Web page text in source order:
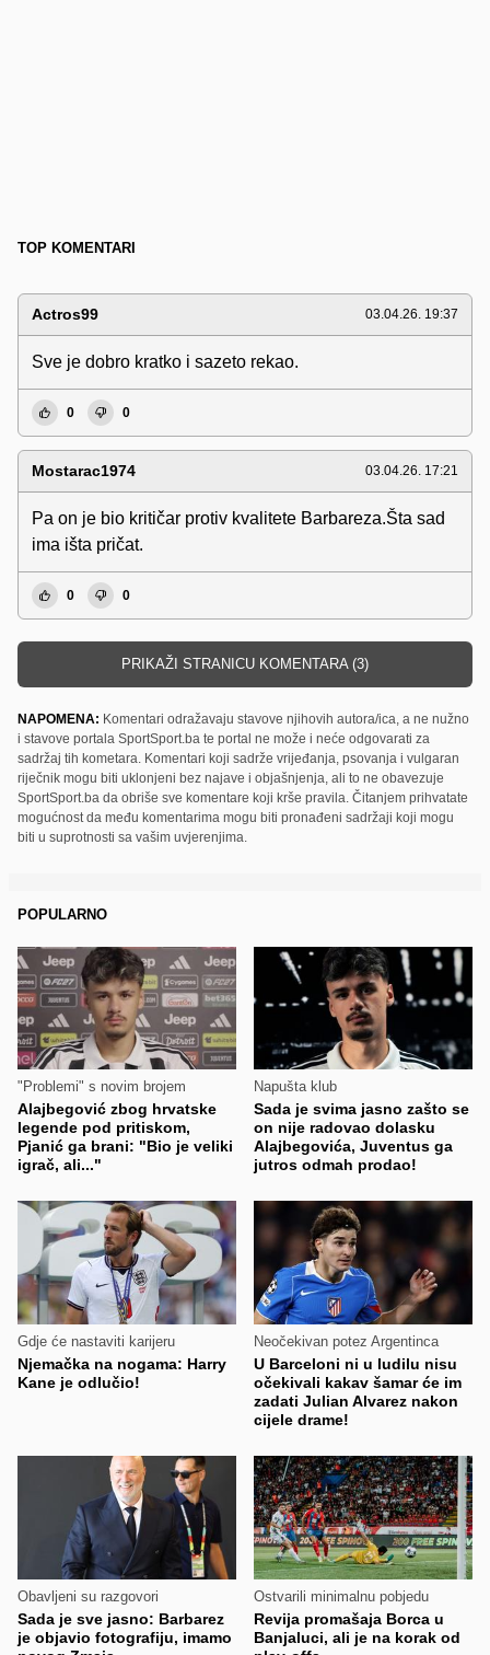
TOP KOMENTARI
Actros99 03.04.26. 19:37
Sve je dobro kratko i sazeto rekao.
0 0
Mostarac1974 03.04.26. 17:21
Pa on je bio kritičar protiv kvalitete Barbareza.Šta sad
ima išta pričat.
0 0
PRIKAŽI STRANICU KOMENTARA (3)
NAPOMENA: Komentari odražavaju stavove njihovih autora/ica, a ne nužno
i stavove portala SportSport.ba te portal ne može i neće odgovarati za
sadržaj tih kometara. Komentari koji sadrže vrijeđanja, psovanja i vulgaran
riječnik mogu biti uklonjeni bez najave i objašnjenja, ali to ne obavezuje
SportSport.ba da obriše sve komentare koji krše pravila. Čitanjem prihvatate
mogućnost da među komentarima mogu biti pronađeni sadržaji koji mogu
biti u suprotnosti sa vašim uvjerenjima.
POPULARNO
"Problemi" s novim brojem
Alajbegović zbog hrvatske
legende pod pritiskom,
Pjanić ga brani: "Bio je veliki
igrač, ali..."
Napušta klub
Sada je svima jasno zašto se
on nije radovao dolasku
Alajbegovića, Juventus ga
jutros odmah prodao!
Gdje će nastaviti karijeru
Njemačka na nogama: Harry
Kane je odlučio!
Neočekivan potez Argentinca
U Barceloni ni u ludilu nisu
očekivali kakav šamar će im
zadati Julian Alvarez nakon
cijele drame!
Obavljeni su razgovori
Sada je sve jasno: Barbarez
je objavio fotografiju, imamo
Ostvarili minimalnu pobjedu
Revija promašaja Borca u
Banjaluci, ali je na korak od